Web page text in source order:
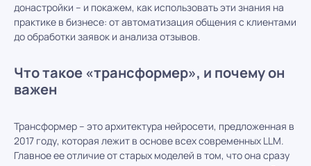
донастройки – и покажем, как использовать эти знания на
практике в бизнесе: от автоматизация общения с клиентами
до обработки заявок и анализа отзывов.
Что такое «трансформер», и почему он
важен
Трансформер – это архитектура нейросети, предложенная в
2017 году, которая лежит в основе всех современных LLM.
Главное ее отличие от старых моделей в том, что она сразу